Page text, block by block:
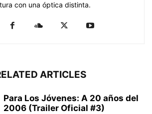
con una óptica distinta.
ARTICLES
Para Los Jóvenes: A 20 años del
2006 (Trailer Oficial #3)